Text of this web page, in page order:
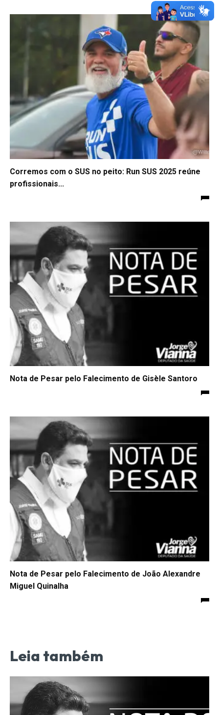
Corremos com o SUS no peito: Run SUS 2025 reúne
profissionais...
Nota de Pesar pelo Falecimento de Gisèle Santoro
Nota de Pesar pelo Falecimento de João Alexandre
Miguel Quinalha
Leia também